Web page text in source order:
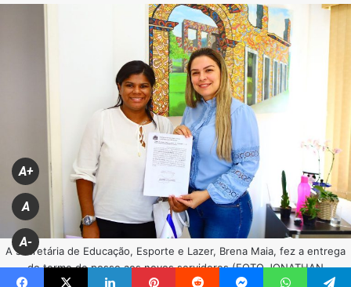
A+
A
A-
A secretária de Educação, Esporte e Lazer, Brena Maia, fez a entrega
do termo de posso aos novos servidores (FOTO JONATHAN
ABADE/PMM)